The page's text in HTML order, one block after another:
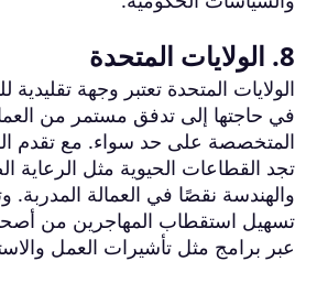
8. الولايات المتحدة
الولايات المتحدة تعتبر وجهة تقليدية
في حاجتها إلى تدفق مستمر من
المتخصصة على حد سواء. مع تقدم
تجد القطاعات الحيوية مثل الرعاية
والهندسة نقصًا في العمالة
تسهيل استقطاب المهاجرين من
عبر برامج مثل تأشيرات العمل